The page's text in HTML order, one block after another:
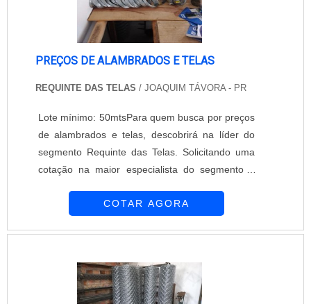
PREÇOS DE ALAMBRADOS E TELAS
REQUINTE DAS TELAS / JOAQUIM TÁVORA - PR
Lote mínimo: 50mtsPara quem busca por preços
de alambrados e telas, descobrirá na líder do
segmento Requinte das Telas. Solicitando uma
cotação na maior especialista do segmento e
área de atuação.É importante lembrar que o
especializadas. Esse tipo de cuidado ajuda a
materiais, além de evitar prejuízos com subst...
COTAR AGORA